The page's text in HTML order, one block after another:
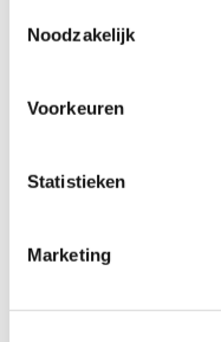
Noodzakelijk
Voorkeuren
Statistieken
Marketing
Spear
Auf Lager